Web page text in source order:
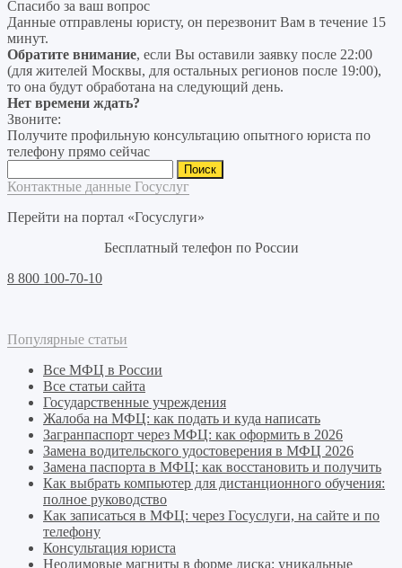
Спасибо за ваш вопрос
Данные отправлены юристу, он перезвонит Вам в течение 15
минут.
Обратите внимание, если Вы оставили заявку после 22:00
(для жителей Москвы, для остальных регионов после 19:00),
то она будут обработана на следующий день.
Нет времени ждать?
Звоните:
Получите профильную консультацию опытного юриста по
телефону прямо сейчас
Контактные данные Госуслуг
Перейти на портал «Госуслуги»
Бесплатный телефон по России
8 800 100-70-10
Популярные статьи
Все МФЦ в России
Все статьи сайта
Государственные учреждения
Жалоба на МФЦ: как подать и куда написать
Загранпаспорт через МФЦ: как оформить в 2026
Замена водительского удостоверения в МФЦ 2026
Замена паспорта в МФЦ: как восстановить и получить
Как выбрать компьютер для дистанционного обучения:
полное руководство
Как записаться в МФЦ: через Госуслуги, на сайте и по
телефону
Консультация юриста
Неодимовые магниты в форме диска: уникальные